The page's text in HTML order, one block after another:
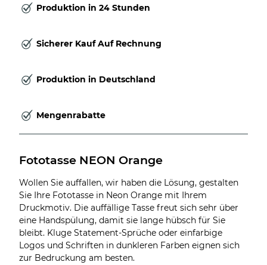
Produktion in 24 Stunden
Sicherer Kauf Auf Rechnung
Produktion in Deutschland
Mengenrabatte
Fototasse NEON Orange
Wollen Sie auffallen, wir haben die Lösung, gestalten
Sie Ihre Fototasse in Neon Orange mit Ihrem
Druckmotiv. Die auffällige Tasse freut sich sehr über
eine Handspülung, damit sie lange hübsch für Sie
bleibt. Kluge Statement-Sprüche oder einfarbige
Logos und Schriften in dunkleren Farben eignen sich
zur Bedruckung am besten.